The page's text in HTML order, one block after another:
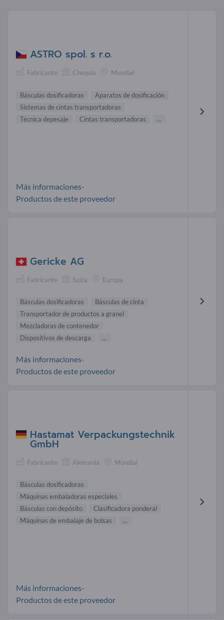
ASTRO spol. s r.o.
Fabricante Chequia Mundial
Básculas dosificadoras
Aparatos de dosificación
Sistemas de cintas transportadoras
Técnica depesaje
Cintas transportadoras ...
Más informaciones-
Productos de este proveedor
Gericke AG
Fabricante Suiza Europa
Básculas dosificadoras
Básculas de cinta
Transportador de productos a granel
Mezcladoras de contenedor
Dispositivos de descarga
...
Más informaciones-
Productos de este proveedor
Hastamat Verpackungstechnik
GmbH
Fabricante Alemania Mundial
Básculas dosificadoras
Máquinas embaladoras especiales
Básculas con depósito
Clasificadora ponderal
Máquinas de embalaje de bolsas
...
Más informaciones-
Productos de este proveedor